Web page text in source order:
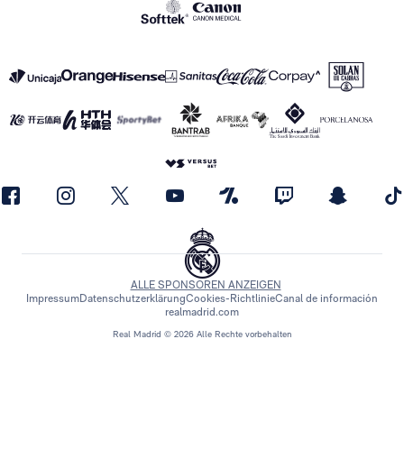
Real Madrid © 2026 Alle Rechte vorbehalten
ALLE SPONSOREN ANZEIGEN
ImpressumDatenschutzerklärungCookies-RichtlinieCanal de información
realmadrid.com